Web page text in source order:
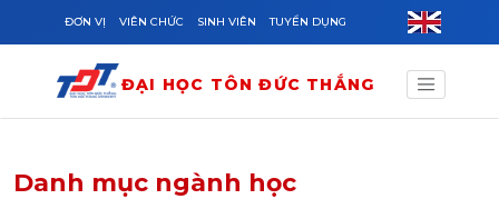
Skip to main content
ĐƠN VỊ VIÊN CHỨC SINH VIÊN TUYỂN DỤNG
ĐẠI HỌC TÔN ĐỨC THẮNG
Danh mục ngành học